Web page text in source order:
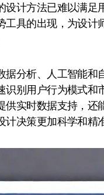
设计方法已难以满足
工具的出现，为设计
据分析、人工智能和
识别用户行为模式和
供实时数据支持，还
决策更加科学和精